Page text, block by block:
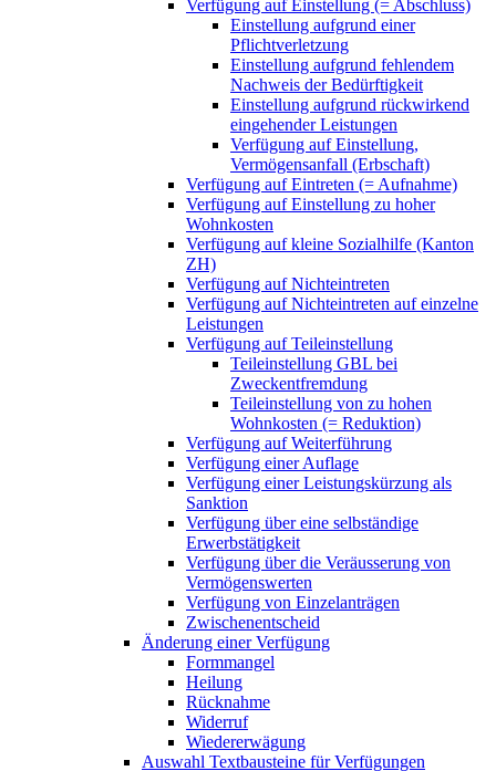
Verfügung auf Einstellung (= Abschluss)
Einstellung aufgrund einer
Pflichtverletzung
Einstellung aufgrund fehlendem
Nachweis der Bedürftigkeit
Einstellung aufgrund rückwirkend
eingehender Leistungen
Verfügung auf Einstellung,
Vermögensanfall (Erbschaft)
Verfügung auf Eintreten (= Aufnahme)
Verfügung auf Einstellung zu hoher
Wohnkosten
Verfügung auf kleine Sozialhilfe (Kanton
ZH)
Verfügung auf Nichteintreten
Verfügung auf Nichteintreten auf einzelne
Leistungen
Verfügung auf Teileinstellung
Teileinstellung GBL bei
Zweckentfremdung
Teileinstellung von zu hohen
Wohnkosten (= Reduktion)
Verfügung auf Weiterführung
Verfügung einer Auflage
Verfügung einer Leistungskürzung als
Sanktion
Verfügung über eine selbständige
Erwerbstätigkeit
Verfügung über die Veräusserung von
Vermögenswerten
Verfügung von Einzelanträgen
Zwischenentscheid
Änderung einer Verfügung
Formmangel
Heilung
Rücknahme
Widerruf
Wiedererwägung
Auswahl Textbausteine für Verfügungen